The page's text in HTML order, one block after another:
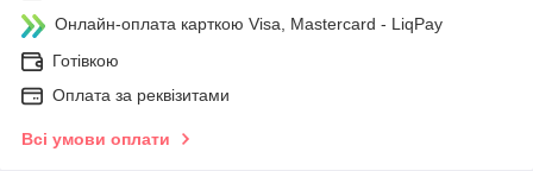
Онлайн-оплата карткою Visa, Mastercard - LiqPay
Готівкою
Оплата за реквізитами
Всі умови оплати